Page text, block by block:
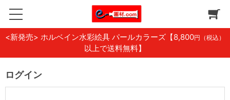
<新発売> ホルベイン水彩絵具 パールカラーズ 【8,800円（税込）
以上で送料無料】
ログイン